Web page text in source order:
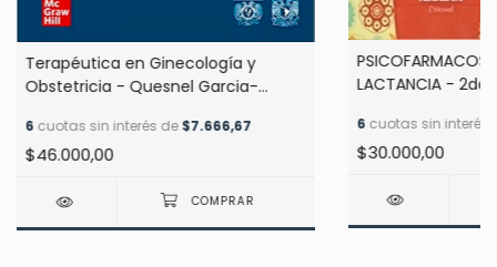
Terapéutica en Ginecología y
Obstetricia - Quesnel Garcia-
6 cuotas sin interés de$7.666,67
$46.000,00
PSICOFARMACOS,
LACTANCIA -
6 cuotas sin interés
$30.000,00